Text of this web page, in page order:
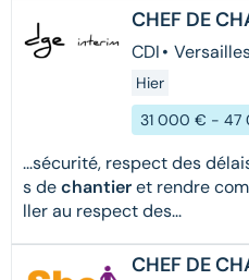
CHEF DE
CDI•
Hier
31 000 € - 47
...sécurité, respect des
s dechantieret rendre
ller au respect des...
CHEF DE